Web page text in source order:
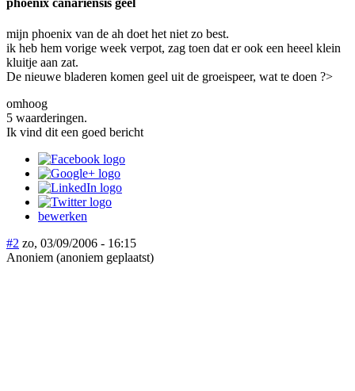
mijn phoenix van de ah doet het niet zo best.
ik heb hem vorige week verpot, zag toen dat er ook een heeel klein
kluitje aan zat.
De nieuwe bladeren komen geel uit de groeispeer, wat te doen ?>
omhoog
5 waarderingen.
Ik vind dit een goed bericht
bewerken
#2 zo, 03/09/2006 - 16:15
Anoniem (anoniem geplaatst)